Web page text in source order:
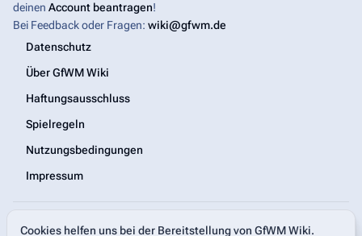
Cookies helfen uns bei der Bereitstellung von GfWM Wiki.
deinen Account beantragen!
Bei Feedback oder Fragen: wiki@gfwm.de
Datenschutz
Über GfWM Wiki
Haftungsausschluss
Spielregeln
Nutzungsbedingungen
Impressum
Spielregeln|Hilfe-Center